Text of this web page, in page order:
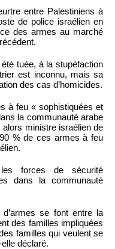
entre Palestiniens à
de police israélien en
des armes au marché
tuée, à la stupéfaction
est inconnu, mais sa
des cas d’homicides.
à feu « sophistiquées et
la communauté arabe
alors ministre israélien de
% de ces armes à feu
forces de sécurité
dans la communauté
se font entre la
des familles impliquées
familles qui veulent se
déclaré.